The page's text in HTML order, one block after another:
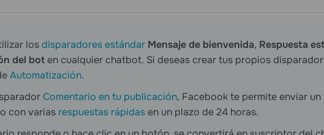
losdisparadores estándar Mensaje de bienvenida, Respuesta
del boten cualquier chatbot. Si deseas crear tus propios
Automatización.
Comentario en tu publicación, Facebook te permite enviar
o con varias respuestas rápidasen un plazo de 24 horas.